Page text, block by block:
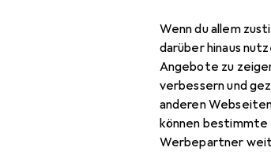
Wenn du allem
darüber hinaus
Angebote zu
verbessern und
anderen
können bestimmte
Werbepartner